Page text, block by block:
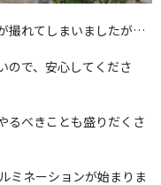
撮れてしまいましたが…
ので、安心してくださ
るべきことも盛りだくさ
ミネーションが始まりま